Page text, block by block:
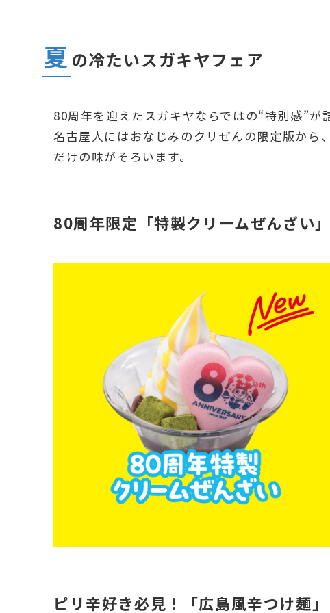
夏 の冷たいスガキヤフェア
80周年を迎えたスガキヤならではの“特別感”が
名古屋人にはおなじみのクリぜんの限定版から
だけの味がそろいます。
80周年限定「特製クリームぜんざい
ピリ辛好き必見！「広島風辛つけ麺」